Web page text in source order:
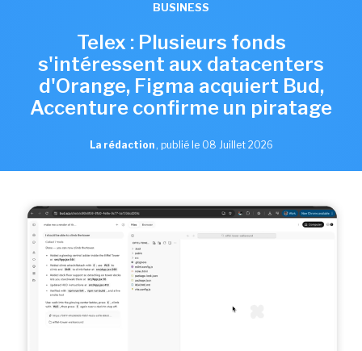
BUSINESS
Telex : Plusieurs fonds
s'intéressent aux datacenters
d'Orange, Figma acquiert Bud,
Accenture confirme un piratage
La rédaction , publié le 08 Juillet 2026